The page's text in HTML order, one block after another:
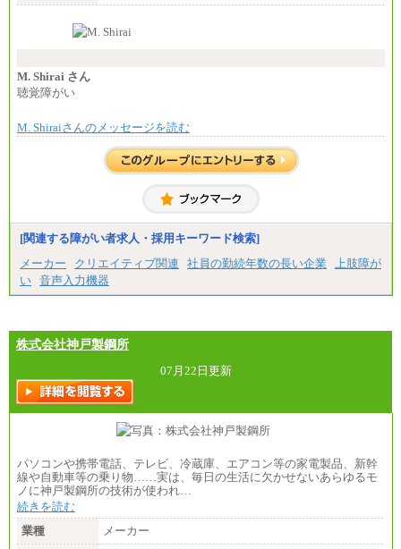
す。
い職責を担う方については、さらに高い金額を個別
※上記に加え、所定労働時間外に勤務をした場
※試用期間中も給与に変更はございません。
＜募集各社・全職種共通＞
月給21万円以上～
※試用期間中の給与に変更はありません。
ます。
M. Shirai さん
聴覚障がい
M. Shiraiさんのメッセージを読む
[関連する障がい者求人・採用キーワード検索]
メーカー
クリエイティブ関連 社員の勤続年数の長い企業
上肢障が
い 音声入力機器
株式会社神戸製鋼所
07月22日更新
パソコンや携帯電話、テレビ、冷蔵庫、エアコン等の家電製品、新幹
線や自動車等の乗り物……実は、毎日の生活に欠かせないあらゆるモ
ノに神戸製鋼所の技術が使われ…
続きを読む
業種
メーカー